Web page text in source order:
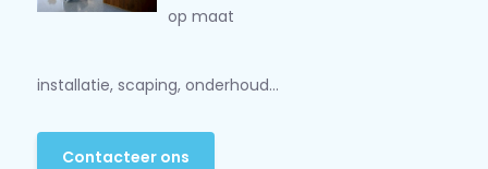
op maat
installatie, scaping, onderhoud...
Contacteer ons